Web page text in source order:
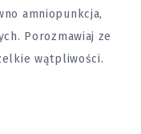
amniopunkcja,
Porozmawiaj ze
wątpliwości.